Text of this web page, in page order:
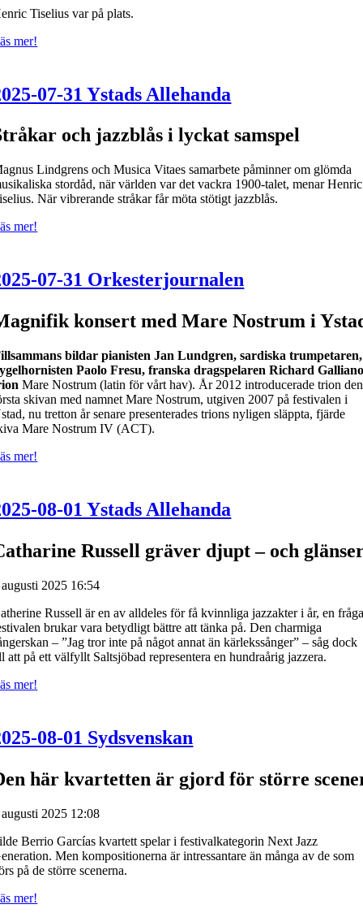
Tiselius var på plats.
mer!
07-31 Ystads Allehanda
och jazzblås i lyckat samspel
Lindgrens och Musica Vitaes samarbete påminner om glömda
stordåd, när världen var det vackra 1900-talet, menar Henric
När vibrerande stråkar får möta stötigt jazzblås.
mer!
07-31 Orkesterjournalen
konsert med Mare Nostrum i
bildar pianisten Jan Lundgren, sardiska trumpetaren,
Paolo Fresu, franska dragspelaren Richard
Mare Nostrum (latin för vårt hav). År 2012 introducerade trion den
skivan med namnet Mare Nostrum, utgiven 2007 på festivalen i
nu tretton år senare presenterades trions nyligen släppta, fjärde
Mare Nostrum IV (ACT).
mer!
08-01 Ystads Allehanda
Russell gräver djupt – och
2025 16:54
Russell är en av alldeles för få kvinnliga jazzakter i år, en
brukar vara betydligt bättre att tänka på. Den charmiga
– ”Jag tror inte på något annat än kärlekssånger” – såg dock
att på ett välfyllt Saltsjöbad representera en hundraårig jazzera.
mer!
08-01 Sydsvenskan
här kvartetten är gjord för större
2025 12:08
Berrio Garcías kvartett spelar i festivalkategorin Next Jazz
Men kompositionerna är intressantare än många av de som
på de större scenerna.
mer!